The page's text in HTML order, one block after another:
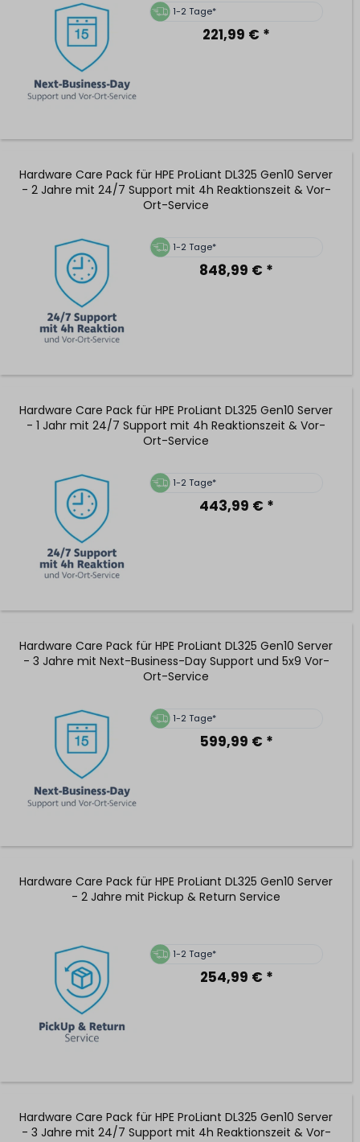
1-2 Tage*
221,99 € *
Hardware Care Pack für HPE ProLiant DL325 Gen10 Server
- 2 Jahre mit 24/7 Support mit 4h Reaktionszeit & Vor-
Ort-Service
1-2 Tage*
848,99 € *
Hardware Care Pack für HPE ProLiant DL325 Gen10 Server
- 1 Jahr mit 24/7 Support mit 4h Reaktionszeit & Vor-
Ort-Service
1-2 Tage*
443,99 € *
Hardware Care Pack für HPE ProLiant DL325 Gen10 Server
- 3 Jahre mit Next-Business-Day Support und 5x9 Vor-
Ort-Service
1-2 Tage*
599,99 € *
Hardware Care Pack für HPE ProLiant DL325 Gen10 Server
- 2 Jahre mit Pickup & Return Service
1-2 Tage*
254,99 € *
Hardware Care Pack für HPE ProLiant DL325 Gen10 Server
- 3 Jahre mit 24/7 Support mit 4h Reaktionszeit & Vor-